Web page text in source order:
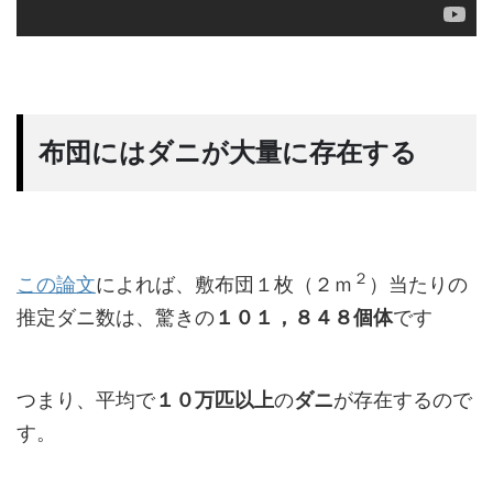
布団にはダニが大量に存在する
この論文によれば、敷布団１枚（２ｍ ２ ）当たりの
推定ダニ数は、驚きの１０１，８４８個体です
つまり、平均で１０万匹以上のダニが存在するので
す。